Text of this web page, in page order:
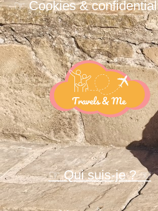
☞ Cookies &
☞ Qui suis-je ? ☜